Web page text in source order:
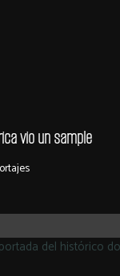
vio un sample